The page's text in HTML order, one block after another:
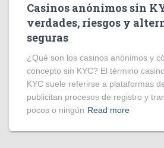
Casinos anónimos sin
verdades, riesgos y
seguras
¿Qué son los casinos anónimos y
concepto sin KYC? El término
KYC suele referirse a plataformas
publicitan procesos de registro y
pocos o ningún Read more